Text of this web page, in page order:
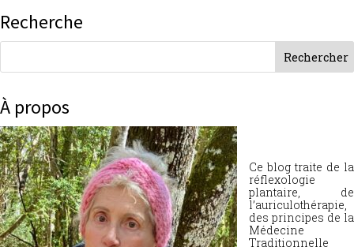
Recherche
À propos
Ce blog traite de la
réflexologie
plantaire, de
l’auriculothérapie,
des principes de la
Médecine
Traditionnelle